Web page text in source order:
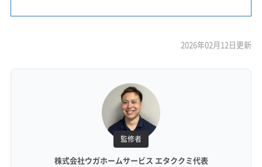
2026年02月12日更新
監修者
株式会社ウガホームサービス エタククミ代表